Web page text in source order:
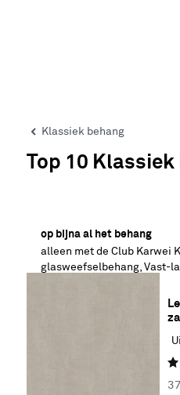
Klassiek behang
Top 10 Klassiek
op bijna al het behang
alleen met de Club Karwei
glasweefselbehang, Vast-